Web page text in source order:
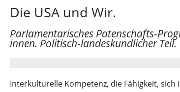
Die USA und Wir.
Parlamentarisches Patenschafts-
innen. Politisch-landeskundlicher Teil.
Interkulturelle Kompetenz, die Fähigkeit,